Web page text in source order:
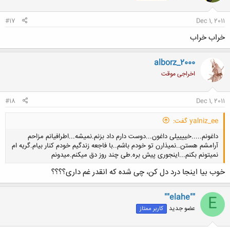
Dec 1, 2011
#17
خراب خراب
alborz_2000
اخراجی موقت
Dec 1, 2011
#18
yalniz_ee گفت:
داغونم.....خییییلی داغون...دوست دارم داد بزنم.نمیشه...اطرافیانم مزاحم
آرامشم هستن..نمیذارن تو خودم باشم..با فاجعه زندگیم خودم کنار بیام.گریه ام
نمیتونم بکنم...اینجوری پیش بره.طی چند روز دق میکنم.میدونم
کلیک کنید تا باز شود...
خوب بیا اینجا درد دل کن، چی شده که انقدر غم داری؟؟؟؟
E
""elahe""
عضو جدید کاربر ممتاز